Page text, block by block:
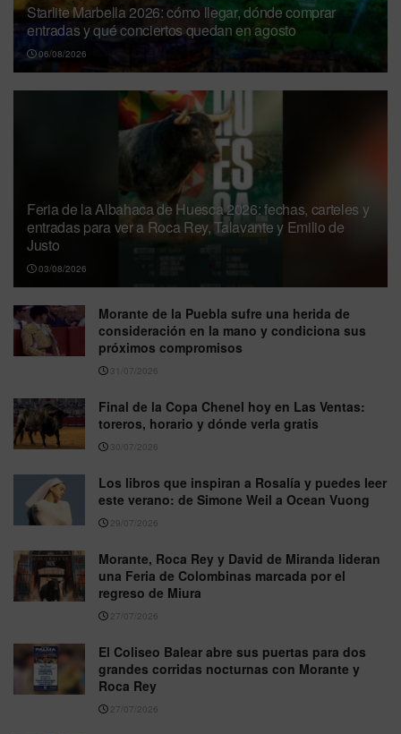
Starlite Marbella 2026: cómo llegar, dónde comprar
entradas y qué conciertos quedan en agosto
06/08/2026
Feria de la Albahaca de Huesca 2026: fechas, carteles y
entradas para ver a Roca Rey, Talavante y Emilio de
Justo
03/08/2026
Morante de la Puebla sufre una herida de
consideración en la mano y condiciona sus
próximos compromisos
31/07/2026
Final de la Copa Chenel hoy en Las Ventas:
toreros, horario y dónde verla gratis
30/07/2026
Los libros que inspiran a Rosalía y puedes leer
este verano: de Simone Weil a Ocean Vuong
29/07/2026
Morante, Roca Rey y David de Miranda lideran
una Feria de Colombinas marcada por el
regreso de Miura
27/07/2026
El Coliseo Balear abre sus puertas para dos
grandes corridas nocturnas con Morante y
Roca Rey
27/07/2026